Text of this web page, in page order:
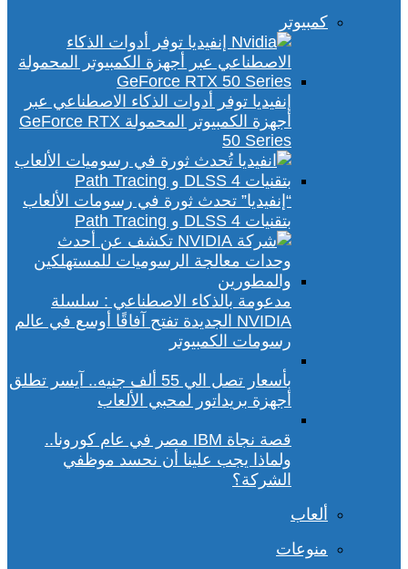
كمبيوتر
إنفيديا توفر أدوات الذكاء الاصطناعي عبر
أجهزة الكمبيوتر المحمولة GeForce RTX
50 Series
“إنفيديا” تحدث ثورة في رسومات الألعاب
بتقنيات DLSS 4 و Path Tracing
مدعومة بالذكاء الاصطناعي : سلسلة
NVIDIA الجديدة تفتح آفاقًا أوسع في عالم
رسومات الكمبيوتر
بأسعار تصل الي 55 ألف جنيه.. آيسر تطلق
أجهزة بريداتور لمحبي الألعاب
قصة نجاة IBM مصر في عام كورونا..
ولماذا يجب علينا أن نحسد موظفي
الشركة؟
ألعاب
منوعات